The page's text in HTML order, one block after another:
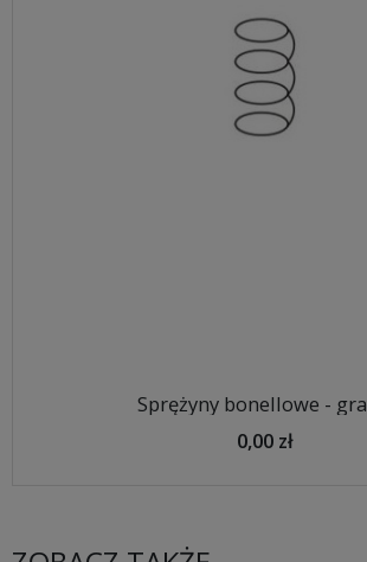
Sprężyny bonellowe -
0,00 zł